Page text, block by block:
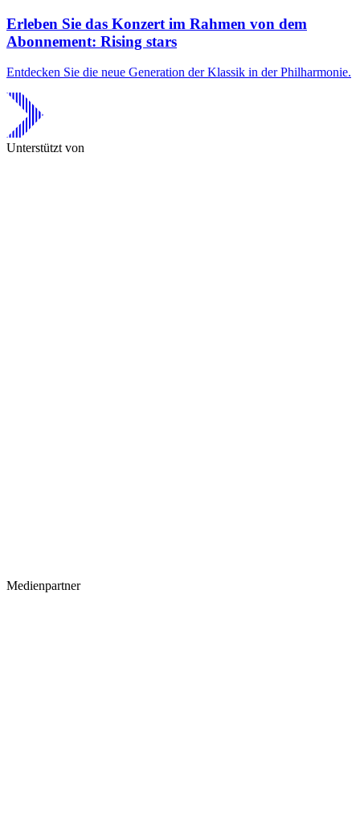
Erleben Sie das Konzert im Rahmen von dem
Abonnement: Rising stars
Entdecken Sie die neue Generation der Klassik in der Philharmonie.
Unterstützt von
Medienpartner